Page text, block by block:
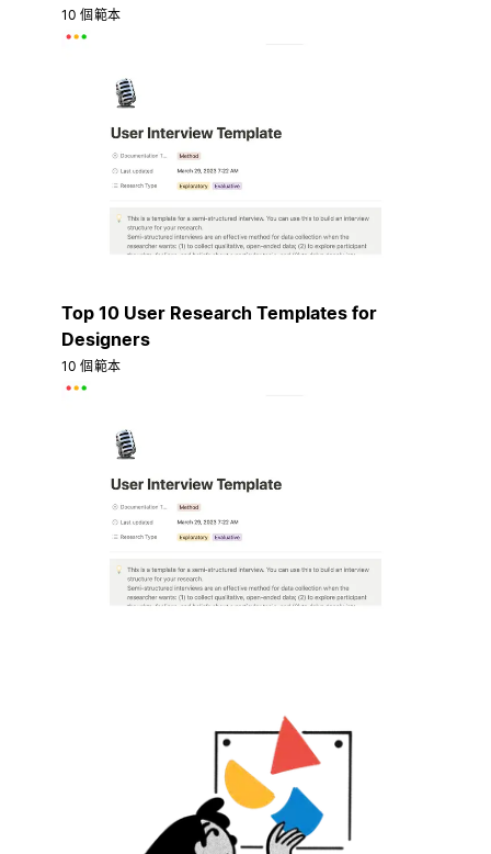
10 個範本
Top 10 User Research Templates for
Designers
10 個範本